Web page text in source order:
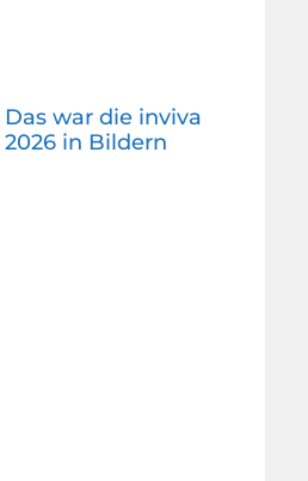
Das war die inviva
2026 in Bildern